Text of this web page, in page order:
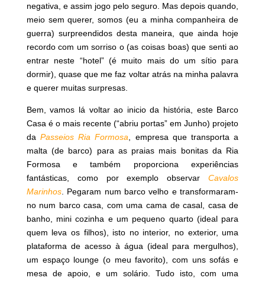
negativa, e assim jogo pelo seguro. Mas depois quando,
meio sem querer, somos (eu a minha companheira de
guerra) surpreendidos desta maneira, que ainda hoje
recordo com um sorriso o (as coisas boas) que senti ao
entrar neste “hotel” (é muito mais do um sítio para
dormir), quase que me faz voltar atrás na minha palavra
e querer muitas surpresas.
Bem, vamos lá voltar ao inicio da história, este Barco
Casa é o mais recente (“abriu portas” em Junho) projeto
da Passeios Ria Formosa , empresa que transporta a
malta (de barco) para as praias mais bonitas da Ria
Formosa e também proporciona experiências
fantásticas, como por exemplo observarCavalos
Marinhos. Pegaram num barco velho e transformaram-
no num barco casa, com uma cama de casal, casa de
banho, mini cozinha e um pequeno quarto (ideal para
quem leva os filhos), isto no interior, no exterior, uma
plataforma de acesso à água (ideal para mergulhos),
um espaço lounge (o meu favorito), com uns sofás e
mesa de apoio, e um solário. Tudo isto, com uma